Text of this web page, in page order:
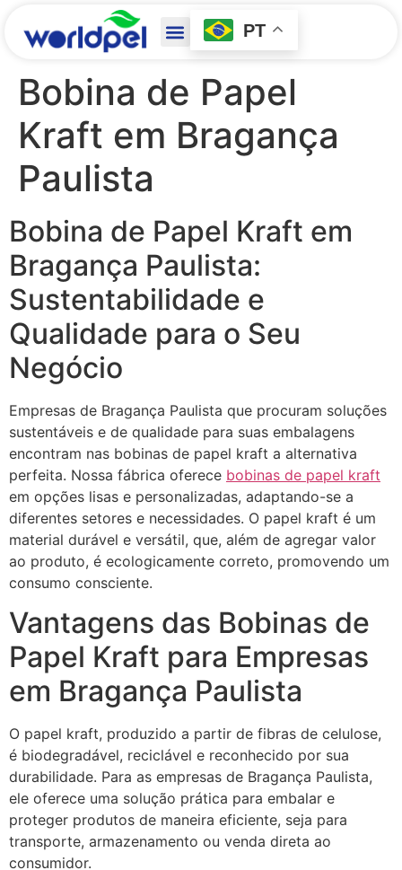
PT
Bobina de Papel
Kraft em Bragança
Paulista
Bobina de Papel Kraft em
Bragança Paulista:
Sustentabilidade e
Qualidade para o Seu
Negócio
Empresas de Bragança Paulista que procuram soluções
sustentáveis e de qualidade para suas embalagens
encontram nas bobinas de papel kraft a alternativa
perfeita. Nossa fábrica oferece bobinas de papel kraft
em opções lisas e personalizadas, adaptando-se a
diferentes setores e necessidades. O papel kraft é um
material durável e versátil, que, além de agregar valor
ao produto, é ecologicamente correto, promovendo um
consumo consciente.
Vantagens das Bobinas de
Papel Kraft para Empresas
em Bragança Paulista
O papel kraft, produzido a partir de fibras de celulose,
é biodegradável, reciclável e reconhecido por sua
durabilidade. Para as empresas de Bragança Paulista,
ele oferece uma solução prática para embalar e
proteger produtos de maneira eficiente, seja para
transporte, armazenamento ou venda direta ao
consumidor.